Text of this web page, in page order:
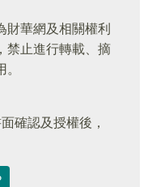
財華網及相關權利
禁止進行轉載、摘
面確認及授權後，